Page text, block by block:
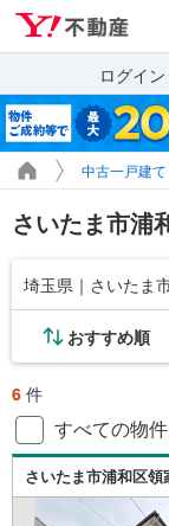
ログイン
中古一戸建て
さいたま市浦
埼玉県｜さいたま
おすすめ順
6 件
すべての物
さいたま市浦和区領